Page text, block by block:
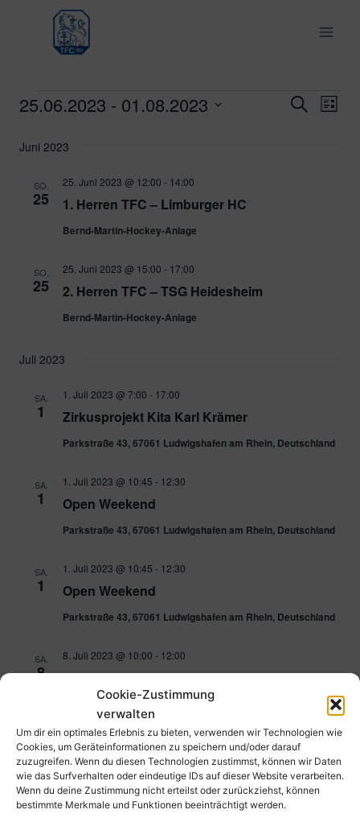
Cookie-Zustimmung
verwalten
Um dir ein optimales Erlebnis zu bieten, verwenden wir Technologien wie
Cookies, um Geräteinformationen zu speichern und/oder darauf
zuzugreifen. Wenn du diesen Technologien zustimmst, können wir Daten
wie das Surfverhalten oder eindeutige IDs auf dieser Website verarbeiten.
Wenn du deine Zustimmung nicht erteilst oder zurückziehst, können
bestimmte Merkmale und Funktionen beeinträchtigt werden.
springen
Veranstaltungen SucheListe
25.06.2023 - 01.08.2023
wählen.
Juni 2023
SO.
25 1. Herren TFC – Limburger HC
25. Juni 2023 @ 12:00 - 14:00
Bernd-Martin-Hockey-Anlage
SO.
25 2. Herren TFC – TSG Heidesheim
25. Juni 2023 @ 15:00 - 17:00
Bernd-Martin-Hockey-Anlage
Juli 2023
SA.
1 Zirkusprojekt Kita Karl Krämer
1. Juli 2023 @ 7:00 - 17:00
Parkstraße 43, 67061 Ludwigshafen am Rhein, Deutschland
SA.
1 Open Weekend
1. Juli 2023 @ 10:45 - 12:30
Parkstraße 43, 67061 Ludwigshafen am Rhein, Deutschland
SA.
1 Open Weekend
1. Juli 2023 @ 10:45 - 12:30
Parkstraße 43, 67061 Ludwigshafen am Rhein, Deutschland
SA.
8 Aufräumtag am TFC
8. Juli 2023 @ 10:00 - 12:00
Parkstraße 43, 67061 Ludwigshafen am Rhein, Deutschland
SO.
9
mU12 Viertelfinale Oberliga TFC
Ludwigshafen – TV Alzey
9. Juli 2023 @ 13:00-14:00
Parkstraße 43, 67061 Ludwigshafen am Rhein, Deutschland